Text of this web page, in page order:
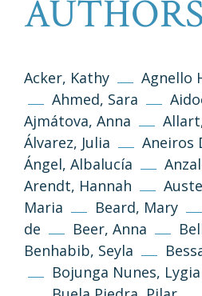
Acker, Kathy
Agnello
Ahmed, Sara
Ajmátova, Anna
Álvarez, Julia
Aneiros
Ángel, Albalucía
Arendt, Hannah
Maria
Beard, Mary
de
Beer, Anna
Benhabib, Seyla
Bojunga Nunes, Lygia